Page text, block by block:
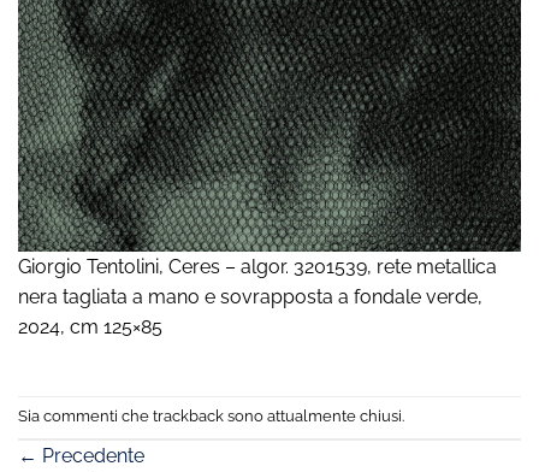
Giorgio Tentolini, Ceres – algor. 3201539, rete metallica
nera tagliata a mano e sovrapposta a fondale verde,
2024, cm 125×85
Sia commenti che trackback sono attualmente chiusi.
← Precedente